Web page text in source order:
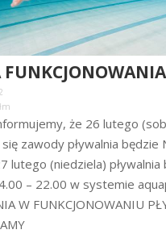
że 26 lutego
zawody pływalnia będzie
lutego (niedziela) pływalnia
– 22.00 w systemie
W FUNKCJONOWANIU